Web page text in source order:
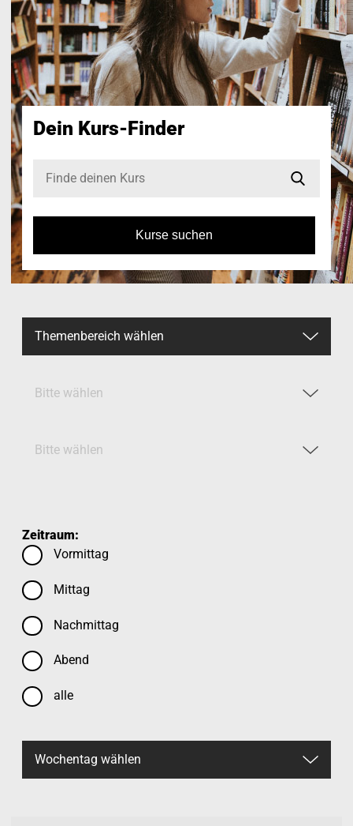
Dein Kurs-Finder
Kurse suchen
Zeitraum:
Vormittag
Mittag
Nachmittag
Abend
alle